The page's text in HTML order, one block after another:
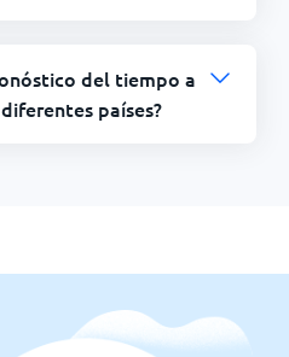
del tiempo a
países?